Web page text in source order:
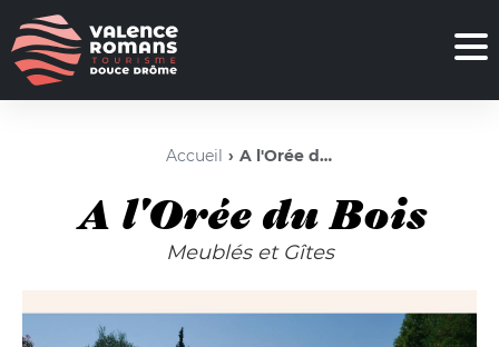
Accueil A l'Orée du Bois
A l'Orée du Bois
Meublés et Gîtes